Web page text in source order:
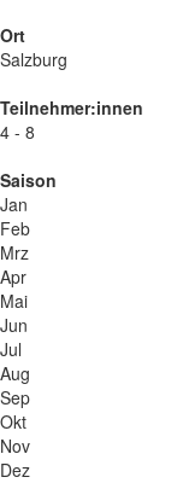
Ort
Salzburg
Teilnehmer:innen
4 - 8
Saison
Jan
Feb
Mrz
Apr
Mai
Jun
Jul
Aug
Sep
Okt
Nov
Dez